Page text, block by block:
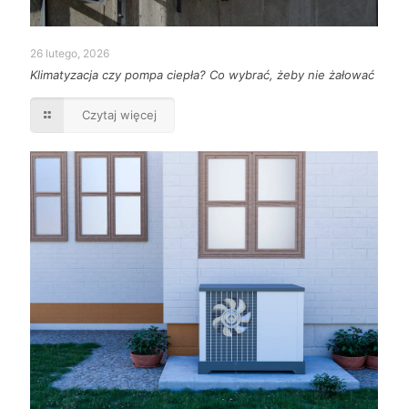
26 lutego, 2026
Klimatyzacja czy pompa ciepła? Co wybrać, żeby nie żałować
Czytaj więcej